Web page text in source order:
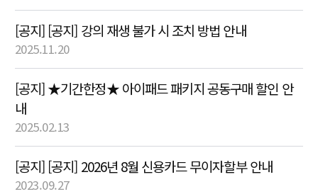
[공지] [공지] 강의 재생 불가 시 조치 방법 안내
2025.11.20
[공지] ★기간한정★ 아이패드 패키지 공동구매 할인 안
내
2025.02.13
[공지] [공지] 2026년 8월 신용카드 무이자할부 안내
2023.09.27